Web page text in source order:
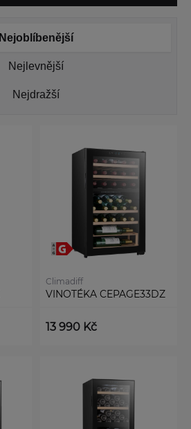
Nejoblíbenější
Nejlevnější
Nejdražší
Climadiff
VINOTÉKA CEPAGE33DZ
13 990 Kč